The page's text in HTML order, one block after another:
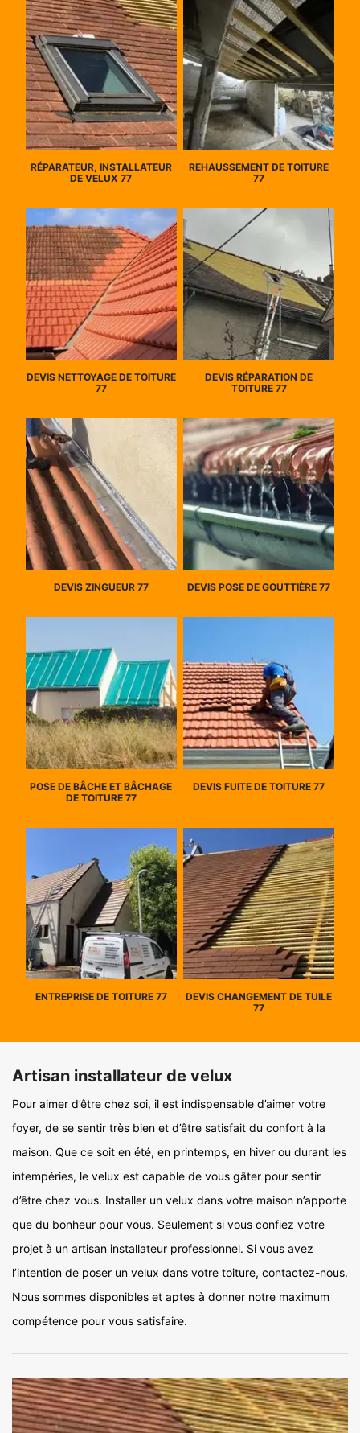
RÉPARATEUR, INSTALLATEUR
DE VELUX 77
REHAUSSEMENT DE TOITURE
77
DEVIS NETTOYAGE DE TOITURE
77
DEVIS RÉPARATION DE
TOITURE 77
DEVIS ZINGUEUR 77 DEVIS POSE DE GOUTTIÈRE 77
POSE DE BÂCHE ET BÂCHAGE
DE TOITURE 77
DEVIS FUITE DE TOITURE 77
ENTREPRISE DE TOITURE 77
DEVIS CHANGEMENT DE TUILE
77
Artisan installateur de velux
Pour aimer d’être chez soi, il est indispensable d’aimer votre
foyer, de se sentir très bien et d’être satisfait du confort à la
maison. Que ce soit en été, en printemps, en hiver ou durant les
intempéries, le velux est capable de vous gâter pour sentir
d’être chez vous. Installer un velux dans votre maison n’apporte
que du bonheur pour vous. Seulement si vous confiez votre
projet à un artisan installateur professionnel. Si vous avez
l’intention de poser un velux dans votre toiture, contactez-nous.
Nous sommes disponibles et aptes à donner notre maximum
compétence pour vous satisfaire.